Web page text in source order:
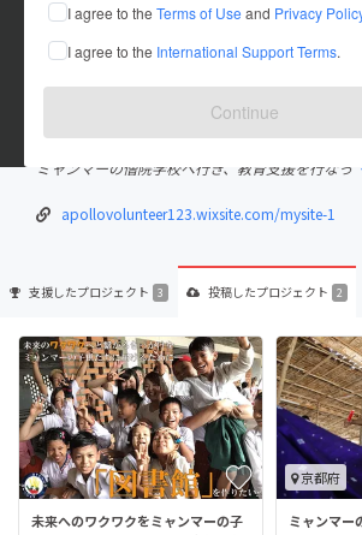
I agree to the Terms of Use and Privacy
I agree to the International Support Terms.
Continue
これまでに3回支援して2件のプロジェクトを投
在住国：未設定
出身国：未設定
こんにちは、私たちは近大国際ボランティア団体
大学を拠点とし、幅広い大学の学生が集まってい
ミャンマーの僧院学校へ行き、教育支援を行なっ
apollovolunteer123.wixsite.com/mysite-1
支援したプロジェクト 3 投稿したプロジェクト 2
未来へのワクワクをミャンマーの子
京都府
ミャンマー